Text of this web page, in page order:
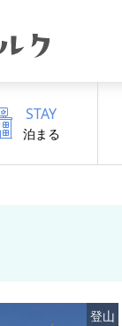
STAY
泊まる
登山